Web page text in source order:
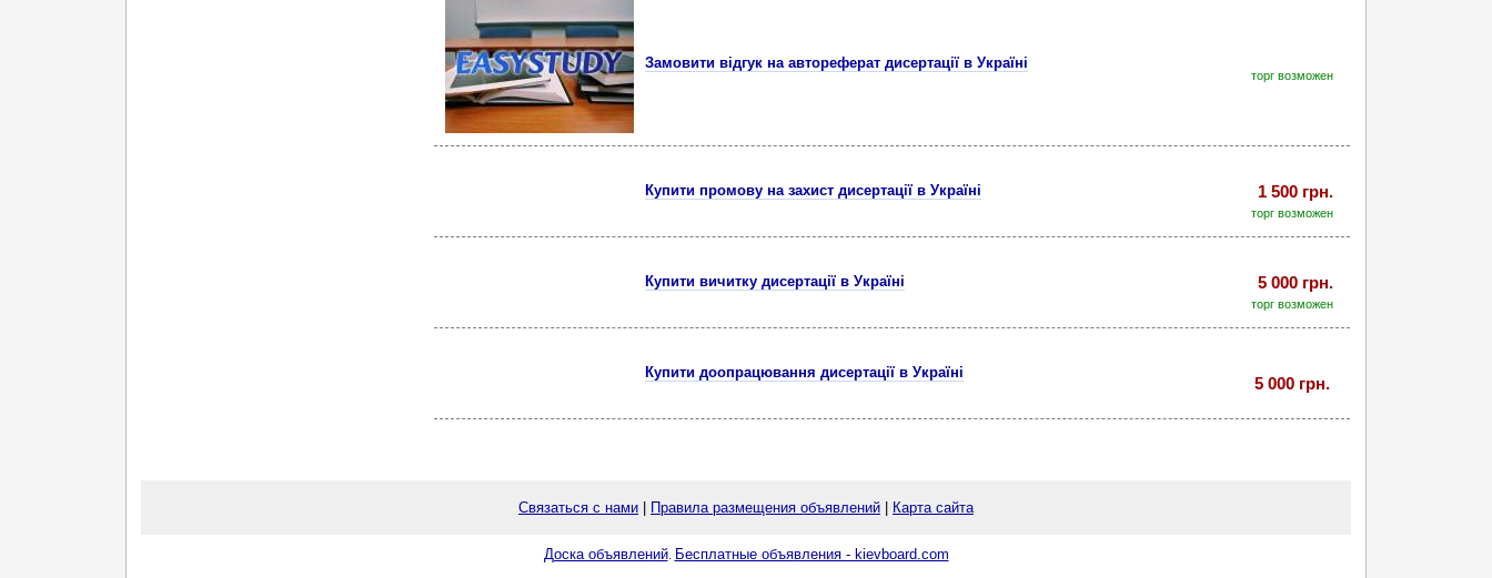
Замовити відгук на автореферат дисертації в Україні
торг возможен
Купити промову на захист дисертації в Україні 1 500 грн.
торг возможен
Купити вичитку дисертації в Україні 5 000 грн.
торг возможен
Купити доопрацювання дисертації в Україні
5 000 грн.
Связаться с нами Правила размещения объявлений Карта сайта
Доска объявлений. Бесплатные объявления - kievboard.com